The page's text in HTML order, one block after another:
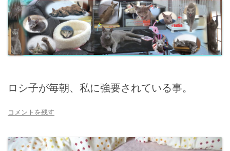
ツ
へ
ス
キ
ッ
プ
ロシ子が毎朝、私に強要されている事。
コメントを残す